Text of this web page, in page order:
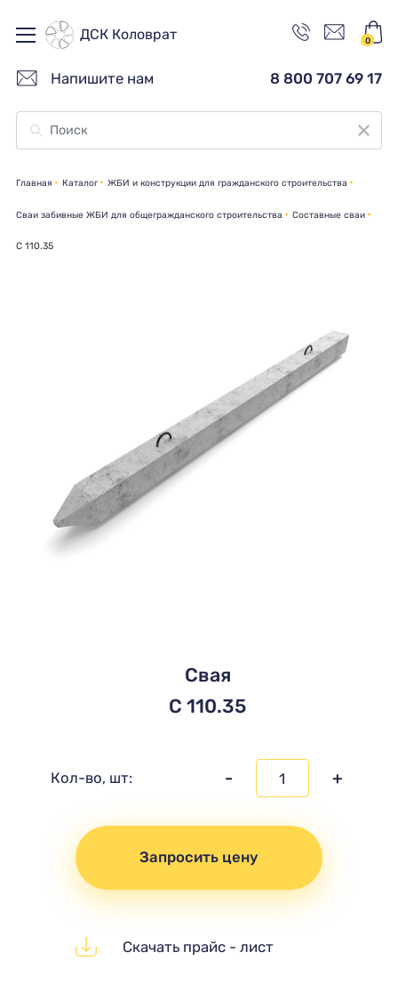
ДСК Коловрат 0
Напишите нам 8 800 707 69 17
Главная Каталог ЖБИ и конструкции для гражданского строительства
Сваи забивные ЖБИ для общегражданского строительства Составные сваи
C 110.35
Свая
C 110.35
Кол-во, шт: - +
Запросить цену
Скачать прайс - лист